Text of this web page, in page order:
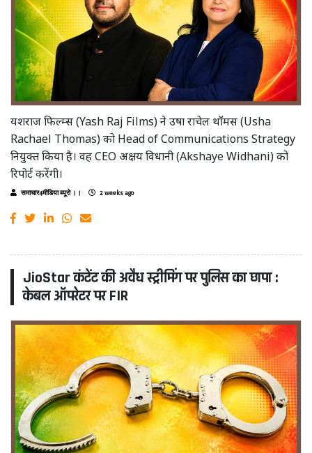
यशराज फिल्म्स (Yash Raj Films) ने उषा राचेल थॉमस (Usha
Rachael Thomas) को Head of Communications Strategy
नियुक्त किया है। वह CEO अक्षय विधानी (Akshaye Widhani) को
रिपोर्ट करेंगी।
समाचार4मीडिया ब्यूरो ।। 2 weeks ago
JioStar कंटेंट की अवैध स्ट्रीमिंग पर पुलिस का छापा :
केबल ऑपरेटर पर FIR